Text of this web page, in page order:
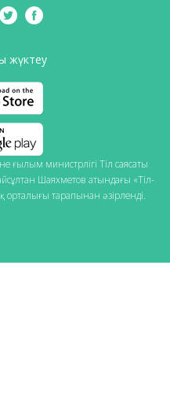
жүктеу
ғылым министрлігі Тіл саясаты
Шаяхметов атындағы «Тіл-
тарапынан әзірленді.